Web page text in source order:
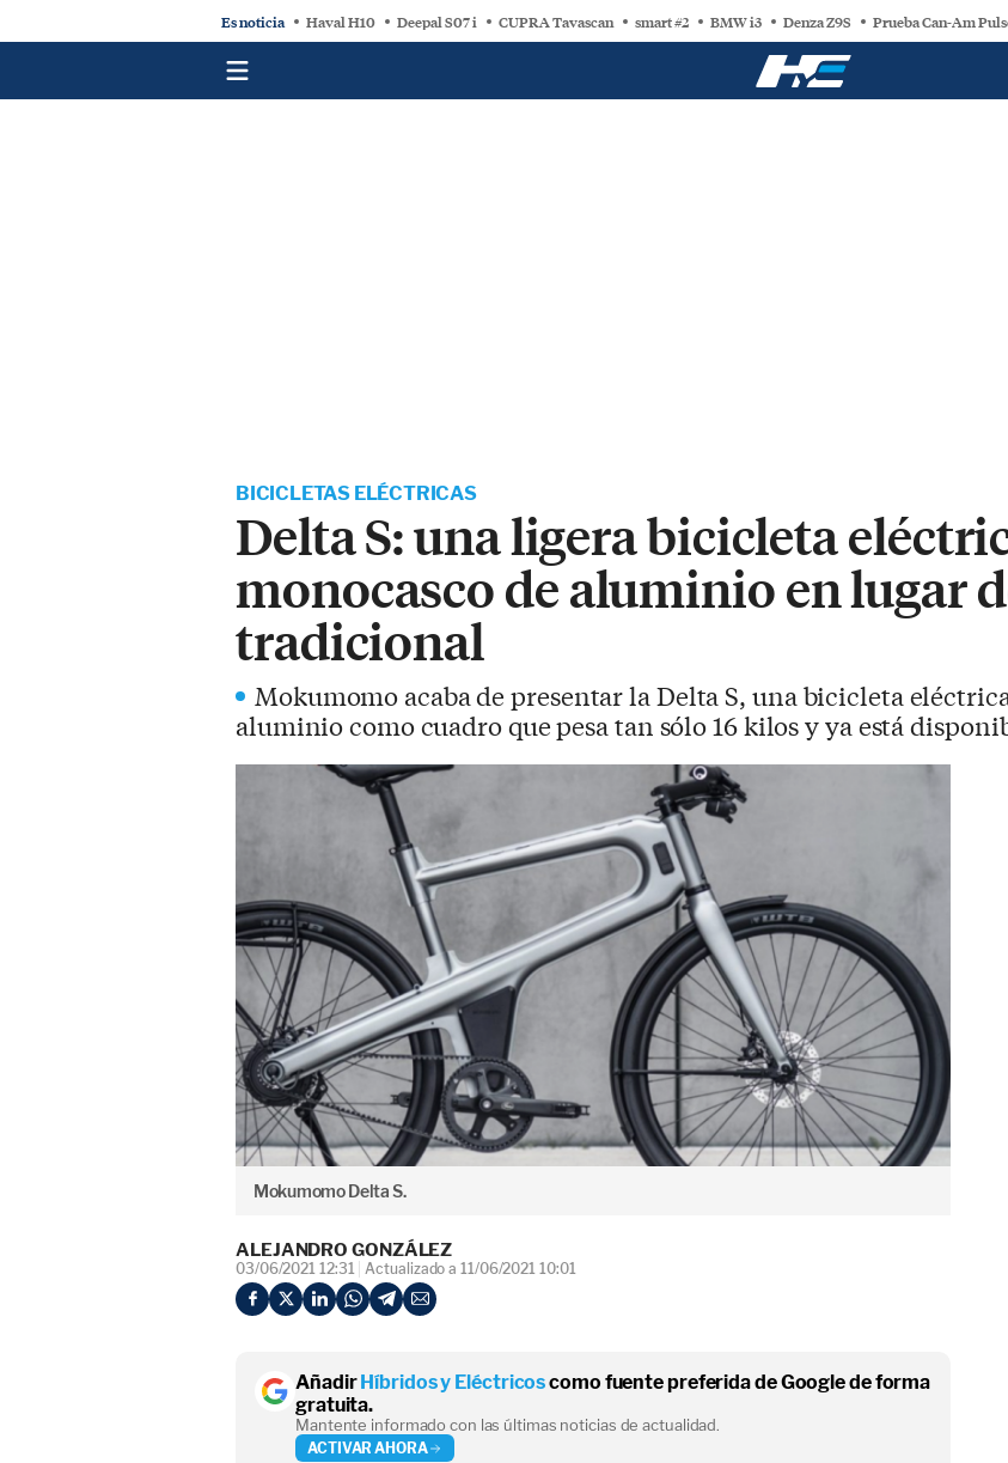
Es noticia Haval H10 Deepal S07 i CUPRA Tavascan smart #2 BMW i3 Denza Z9S Prueba Can-Am
BICICLETAS ELÉCTRICAS
Delta S: una ligera bicicleta
monocasco de aluminio en lugar
tradicional
Mokumomo acaba de presentar la Delta S, una bicicleta
aluminio como cuadro que pesa tan sólo 16 kilos y ya está
Mokumomo Delta S.
ALEJANDRO GONZÁLEZ
03/06/2021 12:31 Actualizado a 11/06/2021 10:01
AñadirHíbridos y Eléctricoscomo fuente preferida de Google de forma
gratuita.
Mantente informado con las últimas noticias de actualidad.
ACTIVAR AHORA